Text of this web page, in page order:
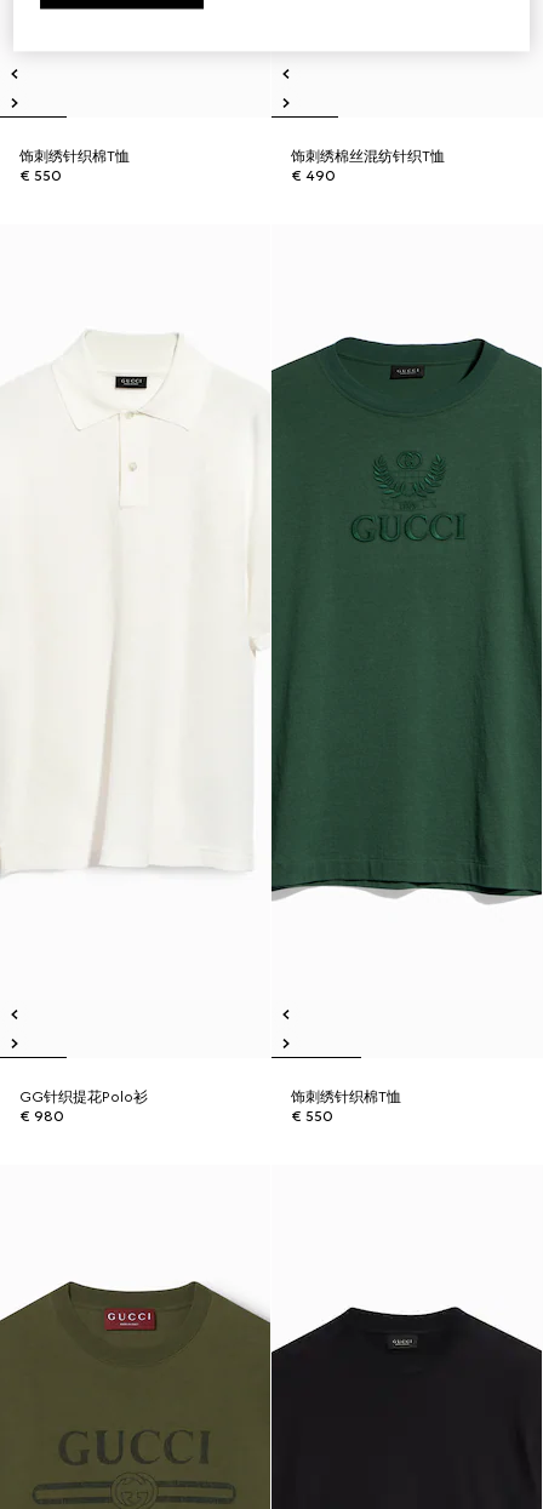
饰刺绣针织棉T恤
€ 550
饰刺绣棉丝混纺针织T恤
€ 490
GG针织提花Polo衫
€ 980
饰刺绣针织棉T恤
€ 550